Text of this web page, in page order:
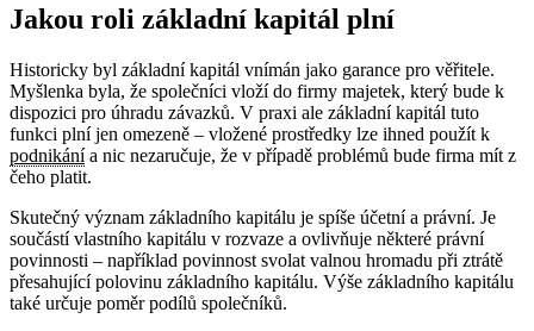
Jakou roli základní kapitál plní
Historicky byl základní kapitál vnímán jako garance pro věřitele.
Myšlenka byla, že společníci vloží do firmy majetek, který bude k
dispozici pro úhradu závazků. V praxi ale základní kapitál tuto
funkci plní jen omezeně – vložené prostředky lze ihned použít k
podnikánía nic nezaručuje, že v případě problémů bude firma mít z
čeho platit.
Skutečný význam základního kapitálu je spíše účetní a právní. Je
součástí vlastního kapitálu v rozvaze a ovlivňuje některé právní
povinnosti – například povinnost svolat valnou hromadu při ztrátě
přesahující polovinu základního kapitálu. Výše základního kapitálu
také určuje poměr podílů společníků.